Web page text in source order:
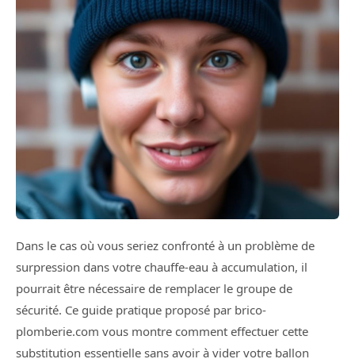
Dans le cas où vous seriez confronté à un problème de
surpression dans votre chauffe-eau à accumulation, il
pourrait être nécessaire de remplacer le groupe de
sécurité. Ce guide pratique proposé par brico-
plomberie.com vous montre comment effectuer cette
substitution essentielle sans avoir à vider votre ballon